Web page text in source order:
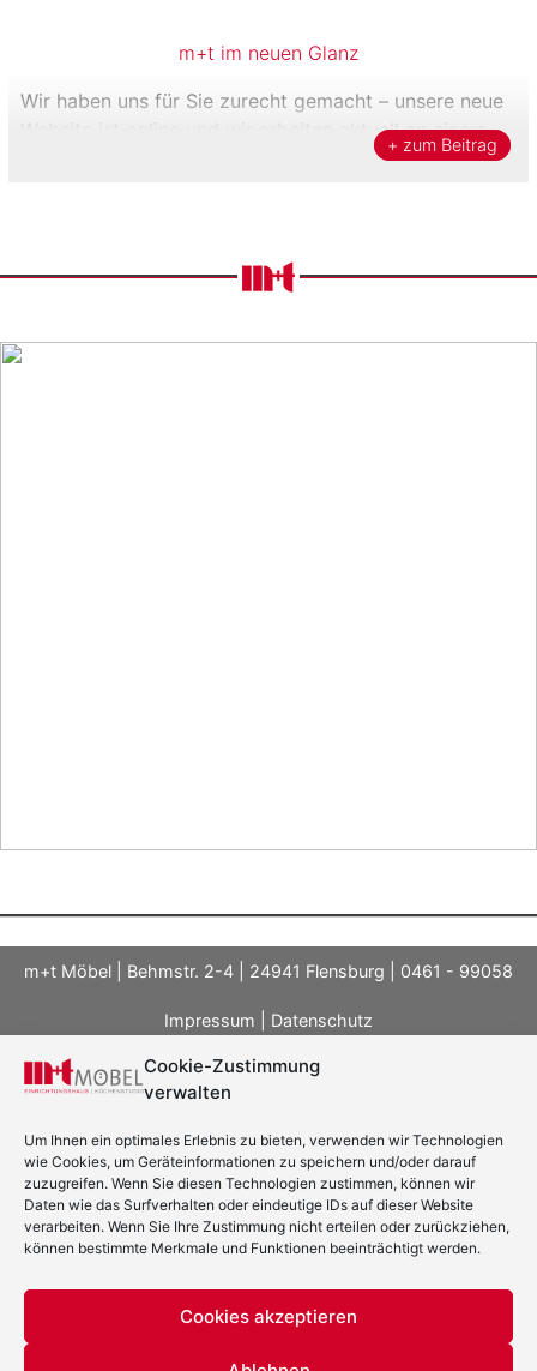
Cookie-Zustimmung
verwalten
Um Ihnen ein optimales Erlebnis zu bieten, verwenden wir Technologien
wie Cookies, um Geräteinformationen zu speichern und/oder darauf
zuzugreifen. Wenn Sie diesen Technologien zustimmen, können wir
Daten wie das Surfverhalten oder eindeutige IDs auf dieser Website
verarbeiten. Wenn Sie Ihre Zustimmung nicht erteilen oder zurückziehen,
können bestimmte Merkmale und Funktionen beeinträchtigt werden.
Cookies akzeptieren
m+t im neuen Glanz
Wir haben uns für Sie zurecht gemacht – unsere neue
Website ist online und wir arbeiten aktuell an einem
+ zum Beitrag
m+t Möbel | Behmstr. 2-4 | 24941 Flensburg | 0461 - 99058
Impressum Datenschutz